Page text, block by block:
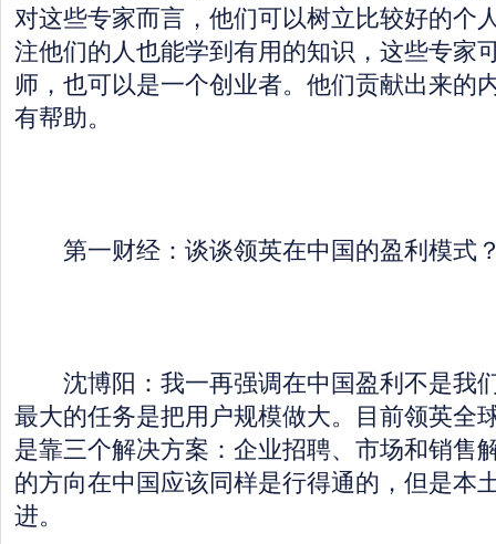
对这些专家而言，他们可以树立比较好的个
注他们的人也能学到有用的知识，这些专家
师，也可以是一个创业者。他们贡献出来的
有帮助。
第一财经：谈谈领英在中国的盈利模式
沈博阳：我一再强调在中国盈利不是我
最大的任务是把用户规模做大。目前领英全
是靠三个解决方案：企业招聘、市场和销售
的方向在中国应该同样是行得通的，但是本
进。